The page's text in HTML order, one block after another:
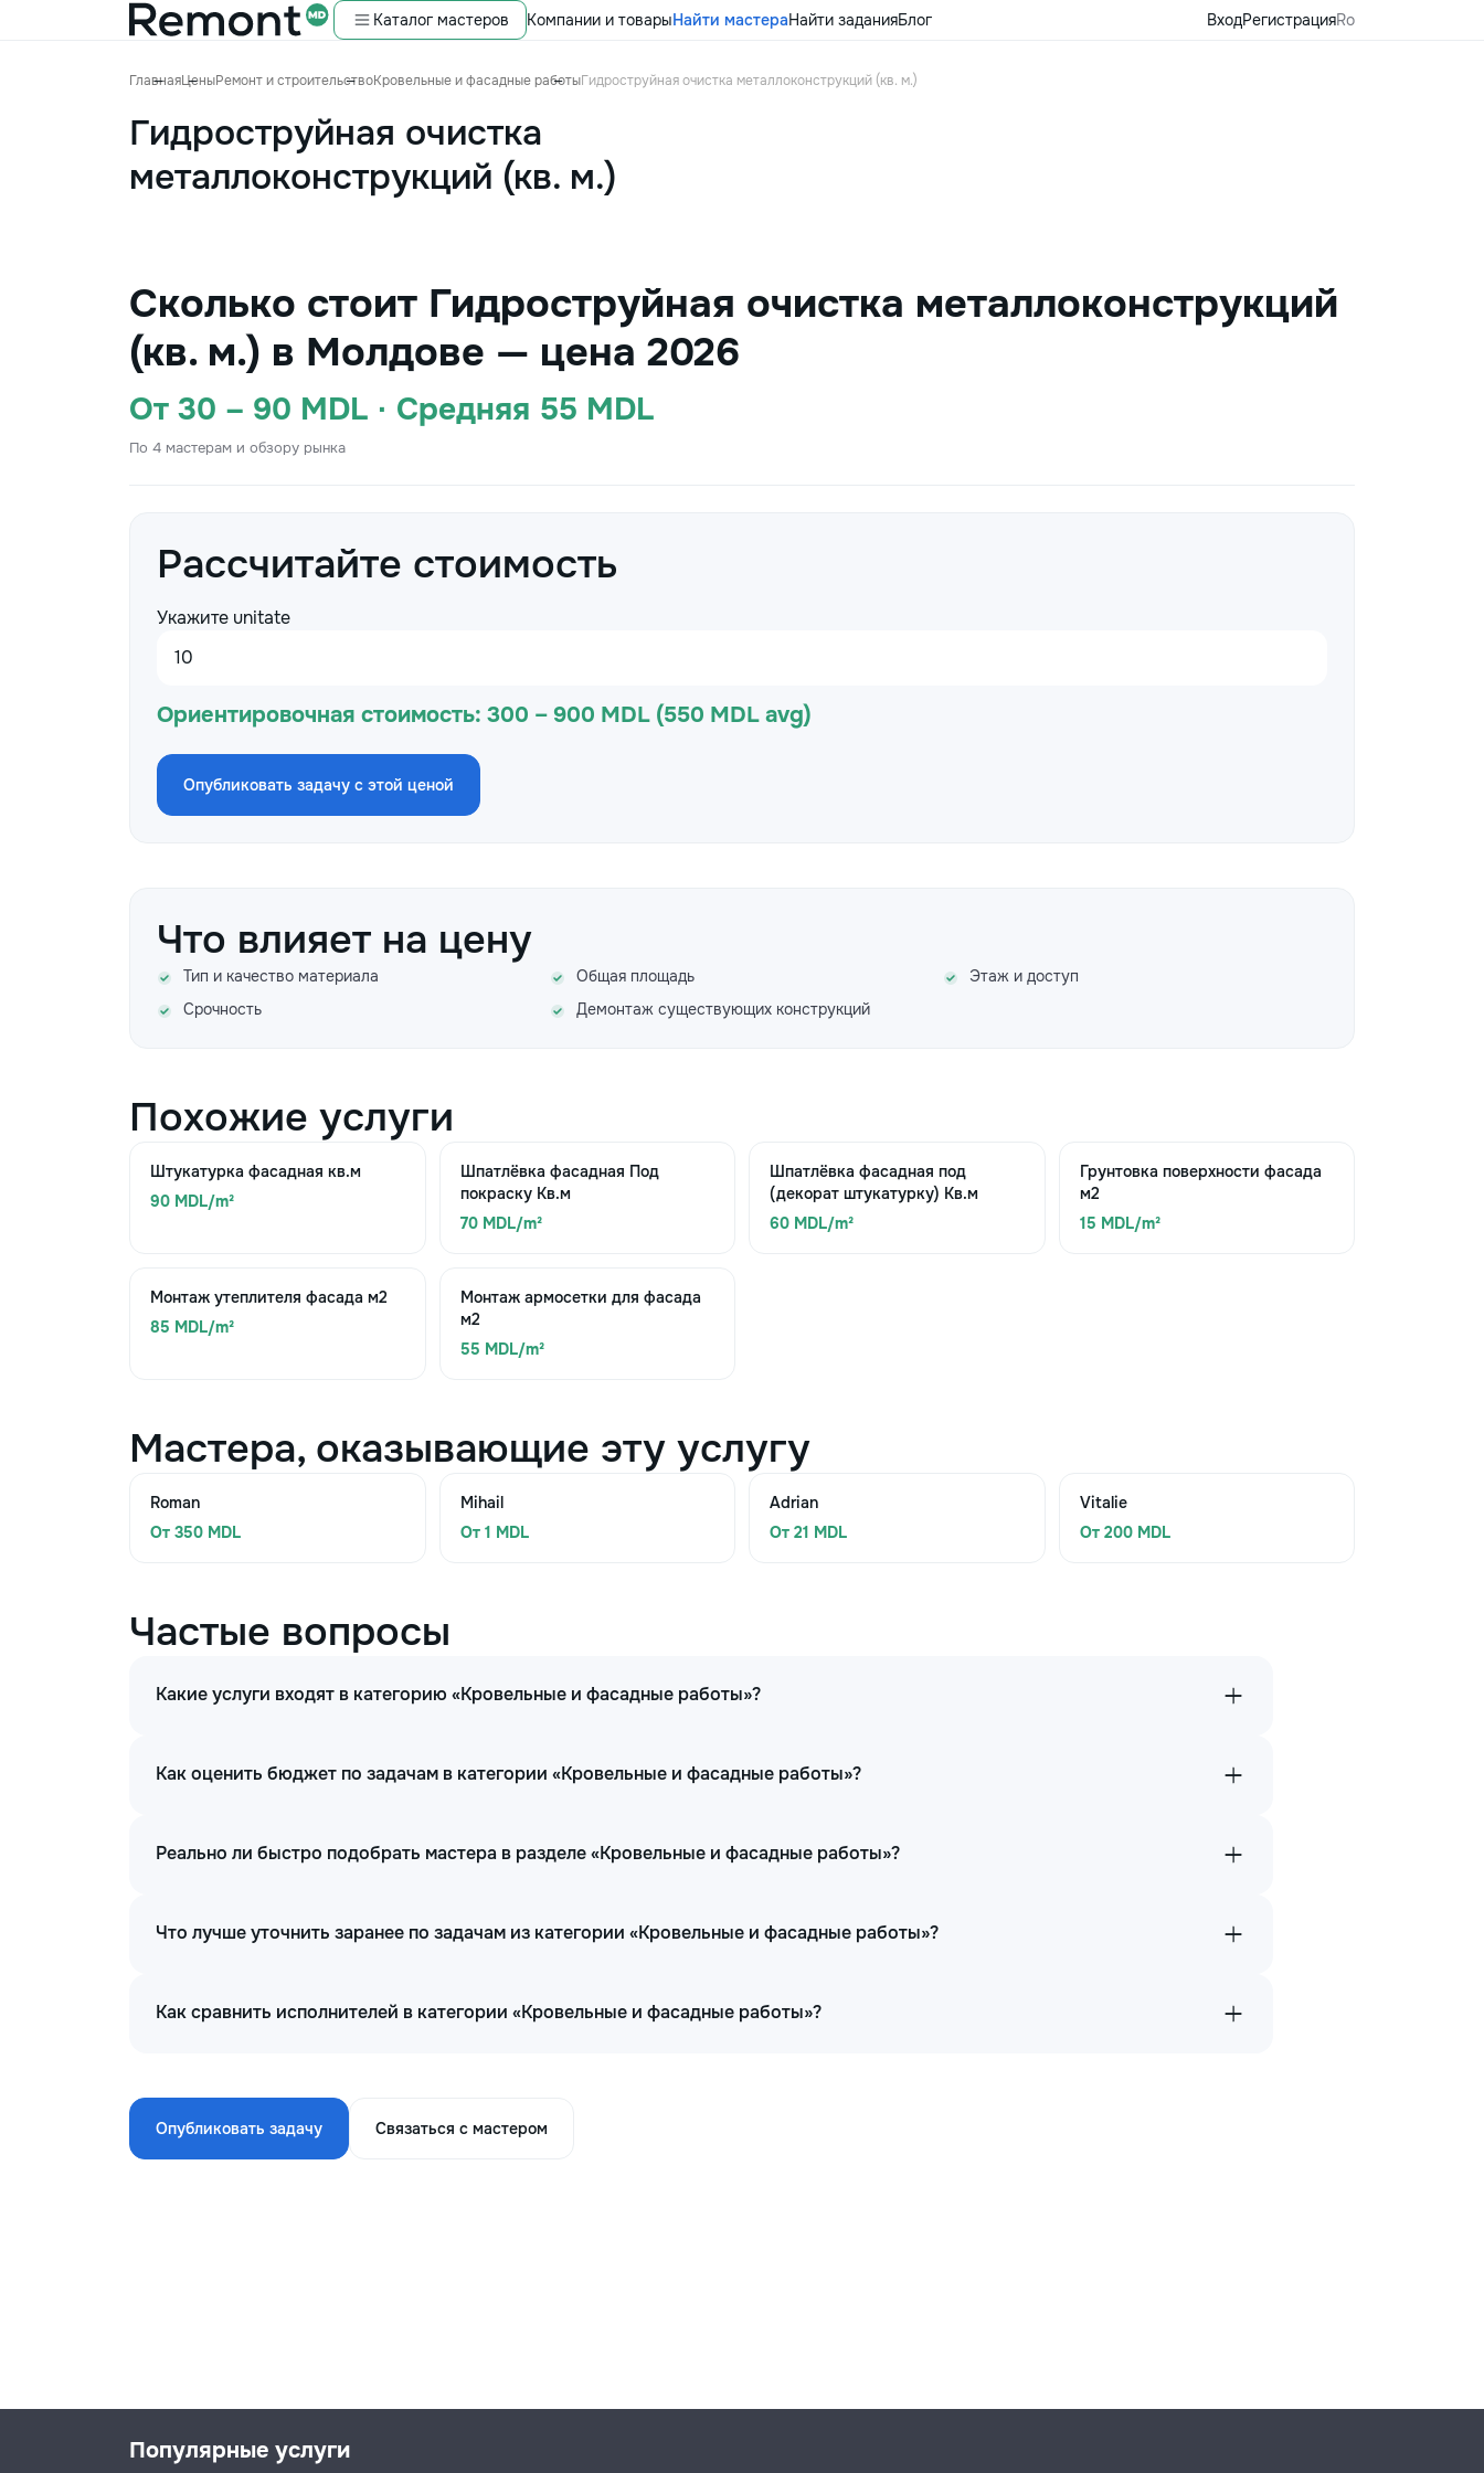
Каталог мастеров Компании и товарыНайти мастераНайти заданияБлог ВходРегистрацияRo
ГлавнаяЦеныРемонт и строительствоКровельные и фасадные работыГидроструйная очистка металлоконструкций (кв. м.)
Гидроструйная очистка
металлоконструкций (кв. м.)
Сколько стоит Гидроструйная очистка металлоконструкций
(кв. м.) в Молдове — цена 2026
От 30 – 90 MDL · Средняя 55 MDL
По 4 мастерам и обзору рынка
Рассчитайте стоимость
Укажите unitate
Ориентировочная стоимость: 300 – 900 MDL (550 MDL avg)
Опубликовать задачу с этой ценой
Что влияет на цену
Тип и качество материала Общая площадь
Этаж и доступ
Срочность
Демонтаж существующих конструкций
Похожие услуги
Штукатурка фасадная кв.м
90 MDL/m²
Шпатлёвка фасадная Под
покраску Кв.м
70 MDL/m²
Шпатлёвка фасадная под
(декорат штукатурку) Кв.м
60 MDL/m²
Грунтовка поверхности фасада
м2
15 MDL/m²
Монтаж утеплителя фасада м2
85 MDL/m²
Монтаж армосетки для фасада
м2
55 MDL/m²
Мастера, оказывающие эту услугу
Roman
От 350 MDL
Mihail
От 1 MDL
Adrian
От 21 MDL
Vitalie
От 200 MDL
Частые вопросы
Какие услуги входят в категорию «Кровельные и фасадные работы»?
Как оценить бюджет по задачам в категории «Кровельные и фасадные работы»?
Реально ли быстро подобрать мастера в разделе «Кровельные и фасадные работы»?
Что лучше уточнить заранее по задачам из категории «Кровельные и фасадные работы»?
Как сравнить исполнителей в категории «Кровельные и фасадные работы»?
Опубликовать задачу Связаться с мастером
Популярные услуги